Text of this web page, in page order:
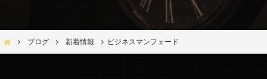
Bar Ber Shop REGALO【バーバーショップ レガロ】- 大阪・福島区の美容室
ブログ 新着情報 ビジネスマンフェード